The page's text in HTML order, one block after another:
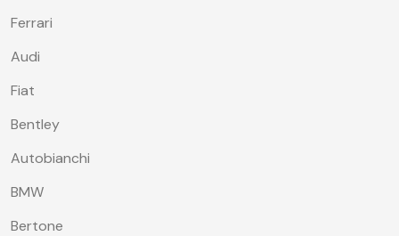
Ferrari
Audi
Fiat
Bentley
Autobianchi
BMW
Bertone